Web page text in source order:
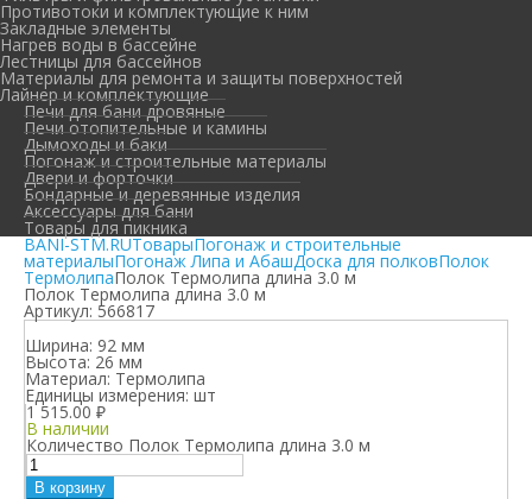
Противотоки и комплектующие к ним
Закладные элементы
Нагрев воды в бассейне
Лестницы для бассейнов
Материалы для ремонта и защиты поверхностей
Лайнер и комплектующие
Печи для бани дровяные
Печи отопительные и камины
Дымоходы и баки
Погонаж и строительные материалы
Двери и форточки
Бондарные и деревянные изделия
Аксессуары для бани
Товары для пикника
BANI-STM.RUТоварыПогонаж и строительные
материалыПогонаж Липа и АбашДоска для полковПолок
ТермолипаПолок Термолипа длина 3.0 м
Полок Термолипа длина 3.0 м
Артикул: 566817
Ширина: 92 мм
Высота: 26 мм
Материал: Термолипа
Единицы измерения: шт
1 515.00 ₽
В наличии
Количество Полок Термолипа длина 3.0 м
В корзину